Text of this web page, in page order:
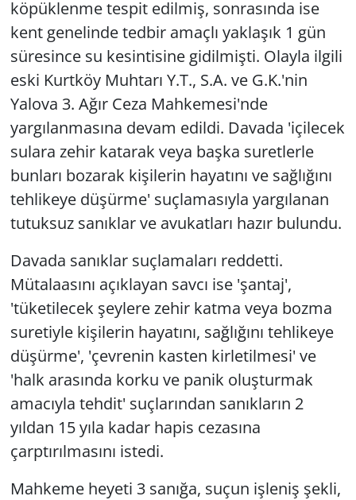
köpüklenme tespit edilmiş, sonrasında ise
kent genelinde tedbir amaçlı yaklaşık 1 gün
süresince su kesintisine gidilmişti. Olayla ilgili
eski Kurtköy Muhtarı Y.T., S.A. ve G.K.'nin
Yalova 3. Ağır Ceza Mahkemesi'nde
yargılanmasına devam edildi. Davada 'içilecek
sulara zehir katarak veya başka suretlerle
bunları bozarak kişilerin hayatını ve sağlığını
tehlikeye düşürme' suçlamasıyla yargılanan
tutuksuz sanıklar ve avukatları hazır bulundu.
Davada sanıklar suçlamaları reddetti.
Mütalaasını açıklayan savcı ise 'şantaj',
'tüketilecek şeylere zehir katma veya bozma
suretiyle kişilerin hayatını, sağlığını tehlikeye
düşürme', 'çevrenin kasten kirletilmesi' ve
'halk arasında korku ve panik oluşturmak
amacıyla tehdit' suçlarından sanıkların 2
yıldan 15 yıla kadar hapis cezasına
çarptırılmasını istedi.
Mahkeme heyeti 3 sanığa, suçun işleniş şekli,